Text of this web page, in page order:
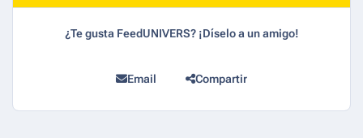
¿Te gusta FeedUNIVERS? ¡Díselo a un amigo!
Email Compartir